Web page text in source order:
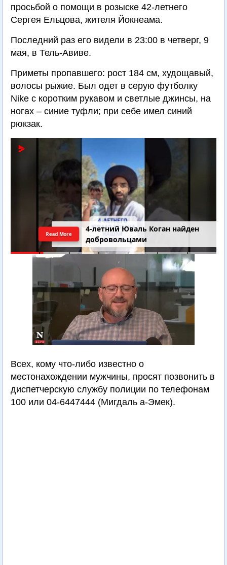
просьбой о помощи в розыске 42-летнего
Сергея Ельцова, жителя Йокнеама.
Последний раз его видели в 23:00 в четверг, 9
мая, в Тель-Авиве.
Приметы пропавшего: рост 184 см, худощавый,
волосы рыжие. Был одет в серую футболку
Nike с коротким рукавом и светлые джинсы, на
ногах – синие туфли; при себе имел синий
рюкзак.
4-летний Юваль Коган найден
добровольцами
Read More
Всех, кому что-либо известно о
местонахождении мужчины, просят позвонить в
диспетчерскую службу полиции по телефонам
100 или 04-6447444 (Мигдаль а-Эмек).